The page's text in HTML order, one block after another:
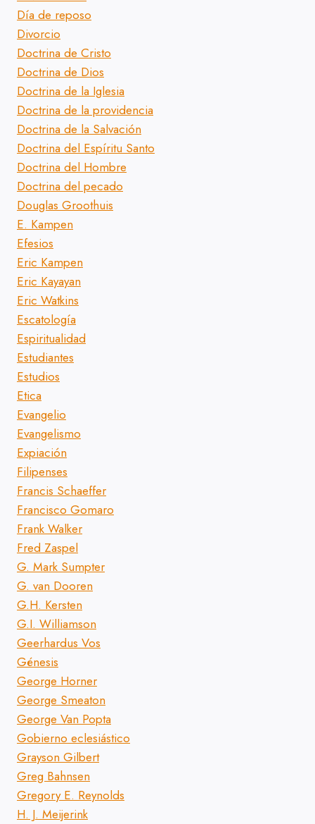
Día de reposo
Divorcio
Doctrina de Cristo
Doctrina de Dios
Doctrina de la Iglesia
Doctrina de la providencia
Doctrina de la Salvación
Doctrina del Espíritu Santo
Doctrina del Hombre
Doctrina del pecado
Douglas Groothuis
E. Kampen
Efesios
Eric Kampen
Eric Kayayan
Eric Watkins
Escatología
Espiritualidad
Estudiantes
Estudios
Etica
Evangelio
Evangelismo
Expiación
Filipenses
Francis Schaeffer
Francisco Gomaro
Frank Walker
Fred Zaspel
G. Mark Sumpter
G. van Dooren
G.H. Kersten
G.I. Williamson
Geerhardus Vos
Génesis
George Horner
George Smeaton
George Van Popta
Gobierno eclesiástico
Grayson Gilbert
Greg Bahnsen
Gregory E. Reynolds
H. J. Meijerink